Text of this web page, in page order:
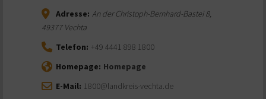
Adresse: An der Christoph-Bernhard-Bastei 8,
49377Vechta
Telefon: +49 4441 898 1800
Homepage: Homepage
E-Mail: 1800@landkreis-vechta.de